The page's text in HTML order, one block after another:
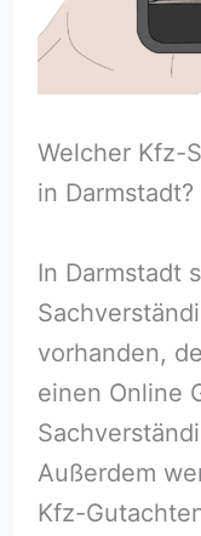
Welcher Kfz-
in Darmstadt?
In Darmstadt
vorhanden,
einen Online
Außerdem
Kfz-